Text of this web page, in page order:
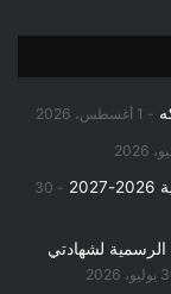
1 أغسطس، 2026
30
الرسمية لشهادتي
2026